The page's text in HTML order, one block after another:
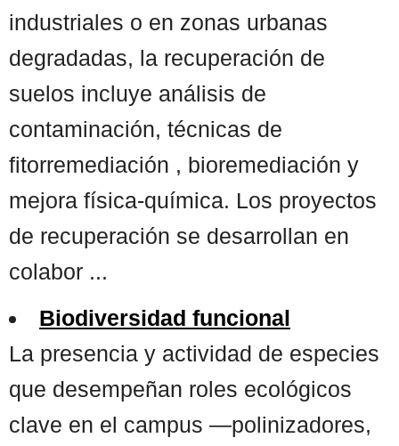
industriales o en zonas urbanas
degradadas, la recuperación de
suelos incluye análisis de
contaminación, técnicas de
fitorremediación , bioremediación y
mejora física-química. Los proyectos
de recuperación se desarrollan en
colabor ...
Biodiversidad funcional
La presencia y actividad de especies
que desempeñan roles ecológicos
clave en el campus —polinizadores,